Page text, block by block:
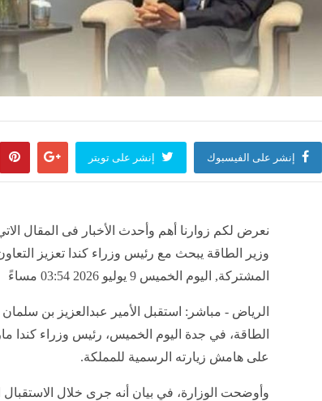
إنشر على الفيسبوك إنشر على تويتر
نعرض لكم زوارنا أهم وأحدث الأخبار فى المقال
وزير الطاقة يبحث مع رئيس وزراء كندا تعزيز
المشتركة, اليوم الخميس 9 يوليو 2026 03:54 مساءً
الرياض - مباشر: استقبل الأمير عبدالعزيز بن سلمان
الطاقة، في جدة اليوم الخميس، رئيس وزراء كندا
على هامش زيارته الرسمية للمملكة.
وأوضحت الوزارة، في بيان أنه جرى خلال